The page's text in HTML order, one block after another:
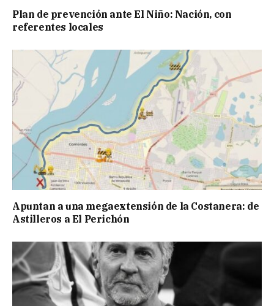
Plan de prevención ante El Niño: Nación, con
referentes locales
Apuntan a una megaextensión de la Costanera: de
Astilleros a El Perichón